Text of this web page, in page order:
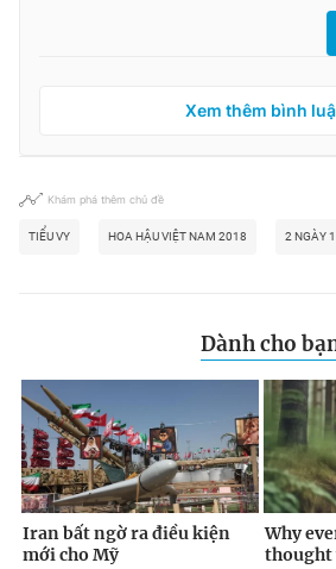
Xem thêm bình
Khám phá thêm chủ đề
TIỂU VY HOA HẬU VIỆT NAM 2018 2 NGÀY